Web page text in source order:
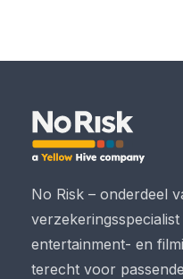
No Risk – onderdeel
entertainment- en
terecht voor